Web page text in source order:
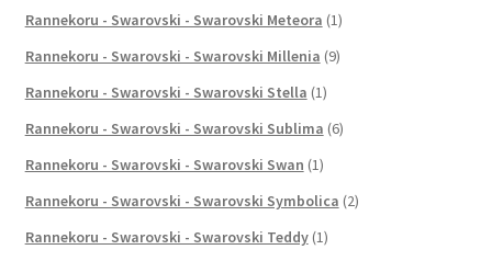
Rannekoru - Swarovski - Swarovski Meteora (1)
Rannekoru - Swarovski - Swarovski Millenia (9)
Rannekoru - Swarovski - Swarovski Stella (1)
Rannekoru - Swarovski - Swarovski Sublima (6)
Rannekoru - Swarovski - Swarovski Swan (1)
Rannekoru - Swarovski - Swarovski Symbolica (2)
Rannekoru - Swarovski - Swarovski Teddy (1)